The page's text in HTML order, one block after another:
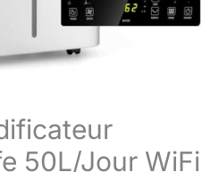
50L/Jour WiFi